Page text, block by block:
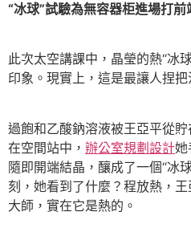
“冰球”試驗為無容器柜進場打前
此次太空講課中，晶瑩的熱“冰
印象。現實上，這是最讓人捏把
過飽和乙酸鈉溶液被王亞平從
在空間站中， 辦公室規劃設計她
隨即開端結晶，釀成了一個“冰
刻，她看到了什麼？程放熱，
大師，實在它是熱的。